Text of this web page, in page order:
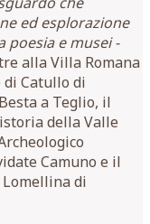
ed esplorazione
poesia e musei -
alla Villa Romana
di Catullo di
a Teglio, il
della Valle
Camuno e il
di